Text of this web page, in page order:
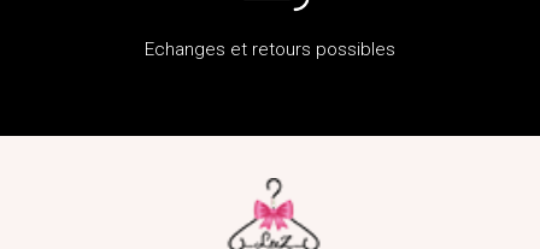
Echanges et retours possibles